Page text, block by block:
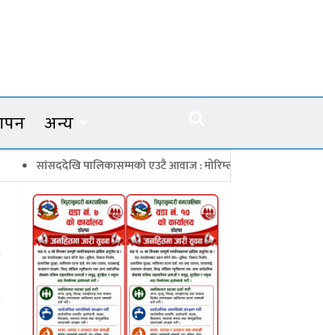
अन्य
पालिकासम्मको एउटै आवाज : मोरिम्ला–क्याटो नाका तत्काल खोल